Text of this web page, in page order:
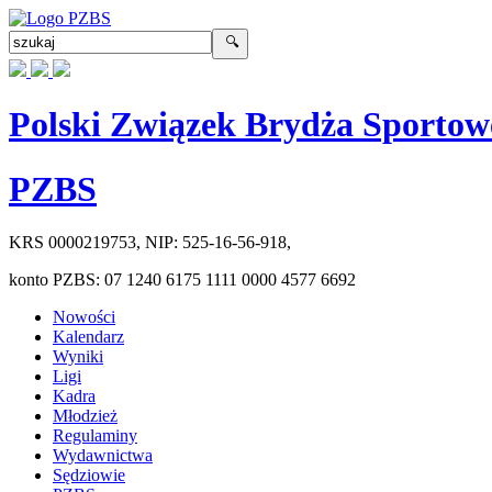
Polski Związek Brydża
PZBS
KRS 0000219753, NIP: 525-16-56-918,
konto PZBS: 07 1240 6175 1111 0000 4577 6692
Nowości
Kalendarz
Wyniki
Ligi
Kadra
Młodzież
Regulaminy
Wydawnictwa
Sędziowie